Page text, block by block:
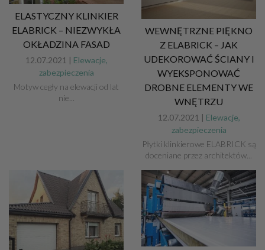
ELASTYCZNY KLINKIER
ELABRICK – NIEZWYKŁA
OKŁADZINA FASAD
12.07.2021 | Elewacje,
zabezpieczenia
Motyw cegły na elewacji od lat
nie...
WEWNĘTRZNE PIĘKNO
Z ELABRICK – JAK
UDEKOROWAĆ ŚCIANY I
WYEKSPONOWAĆ
DROBNE ELEMENTY WE
WNĘTRZU
12.07.2021 | Elewacje,
zabezpieczenia
Płytki klinkierowe ELABRICK są
doceniane przez architektów...